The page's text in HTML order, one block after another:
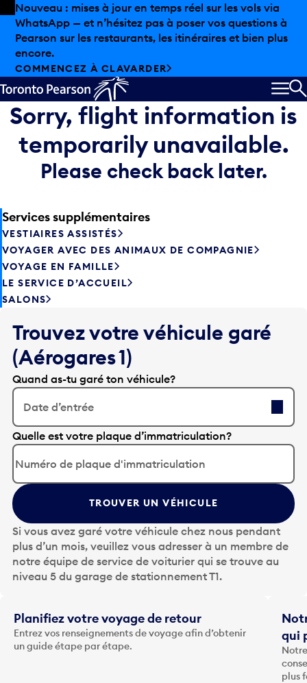
Skip to offers
Passer au contenu principal
Nouveau : mises à jour en temps réel sur les vols via
WhatsApp — et n’hésitez pas à poser vos questions à
Pearson sur les restaurants, les itinéraires et bien plus
encore.
COMMENCEZ À CLAVARDER
Sorry, flight information is
temporarily unavailable.
Please check back later.
Services supplémentaires
VESTIAIRES ASSISTÉS
VOYAGER AVEC DES ANIMAUX DE COMPAGNIE
VOYAGE EN FAMILLE
LE SERVICE D’ACCUEIL
SALONS
Trouvez votre véhicule garé
(Aérogares 1)
Quand as-tu garé ton véhicule?
Date d’entrée
A
p
p
u
y
e
s
u
r
l
t
o
u
Quelle est votre plaque d’immatriculation?
TROUVER UN VÉHICULE
Si vous avez garé votre véhicule chez nous pendant
plus d’un mois, veuillez vous adresser à un membre de
notre équipe de service de voiturier qui se trouve au
niveau 5 du garage de stationnement T1.
Planifiez votre voyage de retour
Entrez vos renseignements de voyage afin d’obtenir
un guide étape par étape.
qui
plus